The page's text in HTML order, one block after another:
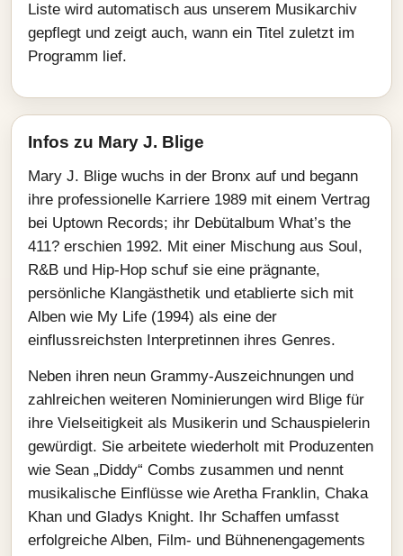
Liste wird automatisch aus unserem Musikarchiv
gepflegt und zeigt auch, wann ein Titel zuletzt im
Programm lief.
Infos zu Mary J. Blige
Mary J. Blige wuchs in der Bronx auf und begann
ihre professionelle Karriere 1989 mit einem Vertrag
bei Uptown Records; ihr Debütalbum What’s the
411? erschien 1992. Mit einer Mischung aus Soul,
R&B und Hip‑Hop schuf sie eine prägnante,
persönliche Klangästhetik und etablierte sich mit
Alben wie My Life (1994) als eine der
einflussreichsten Interpretinnen ihres Genres.
Neben ihren neun Grammy‑Auszeichnungen und
zahlreichen weiteren Nominierungen wird Blige für
ihre Vielseitigkeit als Musikerin und Schauspielerin
gewürdigt. Sie arbeitete wiederholt mit Produzenten
wie Sean „Diddy“ Combs zusammen und nennt
musikalische Einflüsse wie Aretha Franklin, Chaka
Khan und Gladys Knight. Ihr Schaffen umfasst
erfolgreiche Alben, Film‑ und Bühnenengagements